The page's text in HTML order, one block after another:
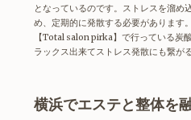
となっているのです。ストレスを溜め
め、定期的に発散する必要があります
【Total salon pirka】で行っている炭
ラックス出来てストレス発散にも繋が
横浜でエステと整体を